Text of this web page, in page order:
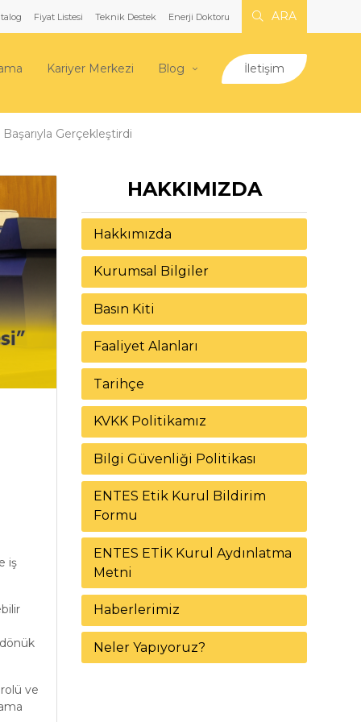
Fiyat Listesi Teknik Destek Enerji Doktoru ARA
Kariyer Merkezi Blog İletişim
Gerçekleştirdi
iş
ve
HAKKIMIZDA
Hakkımızda
Kurumsal Bilgiler
Basın Kiti
Faaliyet Alanları
Tarihçe
KVKK Politikamız
Bilgi Güvenliği Politikası
ENTES Etik Kurul Bildirim
Formu
ENTES ETİK Kurul Aydınlatma
Metni
Haberlerimiz
Neler Yapıyoruz?